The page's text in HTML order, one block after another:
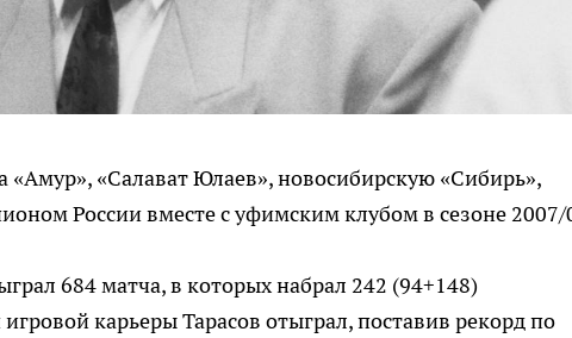
«Амур», «Салават Юлаев», новосибирскую «Сибирь»,
России вместе с уфимским клубом в сезоне 2007/
684 матча, в которых набрал 242 (94+148)
карьеры Тарасов отыграл, поставив рекорд по